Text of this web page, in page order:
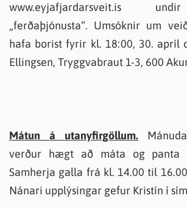
www.eyjafjardarsveit.is
„ferðaþjónusta“. Umsóknir um
hafa borist fyrir kl. 18:00, 30. apríl
Ellingsen, Tryggvabraut 1-3, 600
Mátun á utanyfirgöllum.
verður hægt að máta og panta
Samherja galla frá kl. 14.00 til
Nánari upplýsingar gefur Kristín í